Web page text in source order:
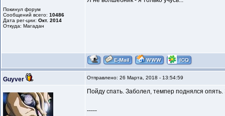
Покинул форум
Сообщений всего: 10486
Дата рег-ции: Окт. 2014
Откуда: Магадан
Guyver Отправлено: 26 Марта, 2018 - 13:54:59
Пойду спать. Заболел, темпер поднялся опять.
-----